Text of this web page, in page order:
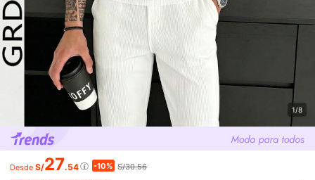
1/8
Desde S/27.54 -10% S/30.56